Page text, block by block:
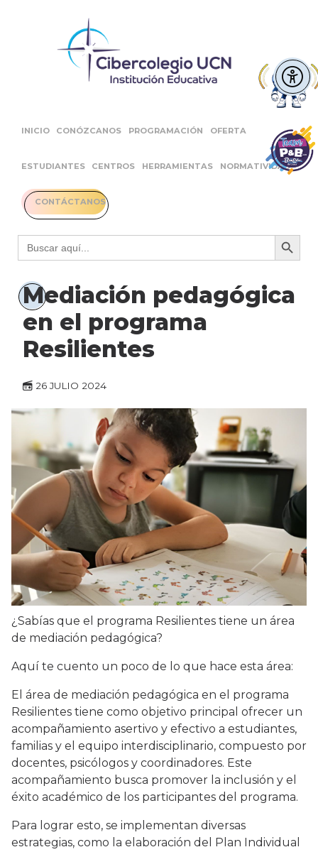
INICIO CONÓZCANOS PROGRAMACIÓN OFERTA
ESTUDIANTES CENTROS HERRAMIENTAS NORMATIVIDAD
CONTÁCTANOS
Buscar: Botón
Mediación pedagógica
en el programa
Resilientes
26 JULIO 2024
¿Sabías que el programa Resilientes tiene un área
de mediación pedagógica?
Aquí te cuento un poco de lo que hace esta área:
El área de mediación pedagógica en el programa
Resilientes tiene como objetivo principal ofrecer un
acompañamiento asertivo y efectivo a estudiantes,
familias y el equipo interdisciplinario, compuesto por
docentes, psicólogos y coordinadores. Este
acompañamiento busca promover la inclusión y el
éxito académico de los participantes del programa.
Para lograr esto, se implementan diversas
estrategias, como la elaboración del Plan Individual